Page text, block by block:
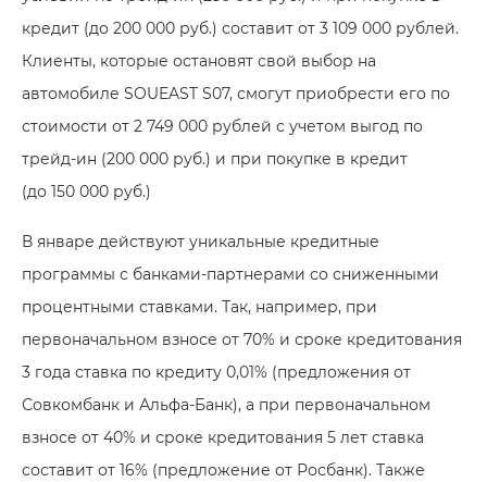
кредит (до 200 000 руб.) составит от 3 109 000 рублей.
Клиенты, которые остановят свой выбор на
автомобиле SOUEAST S07, смогут приобрести его по
стоимости от 2 749 000 рублей с учетом выгод по
трейд-ин (200 000 руб.) и при покупке в кредит
(до 150 000 руб.)
В январе действуют уникальные кредитные
программы с банками-партнерами со сниженными
процентными ставками. Так, например, при
первоначальном взносе от 70% и сроке кредитования
3 года ставка по кредиту 0,01% (предложения от
Совкомбанк и Альфа-Банк), а при первоначальном
взносе от 40% и сроке кредитования 5 лет ставка
составит от 16% (предложение от Росбанк). Также